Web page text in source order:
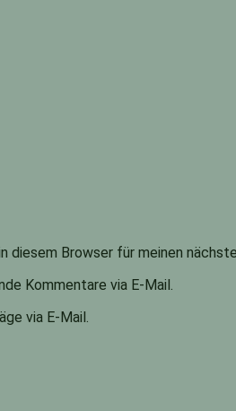
diesem Browser für meinen
Kommentare via E-Mail.
via E-Mail.